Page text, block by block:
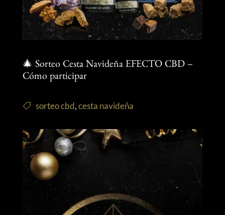
🎄 Sorteo Cesta Navideña EFECTO CBD –
Cómo participar
sorteo cbd,cesta navideña